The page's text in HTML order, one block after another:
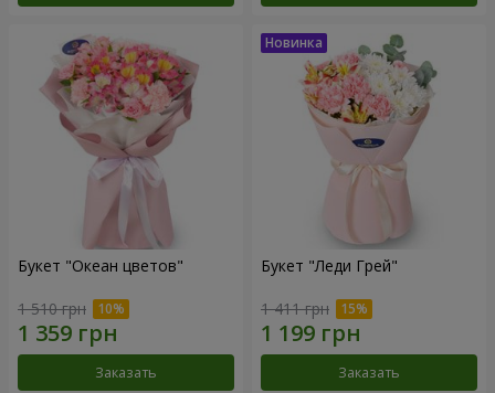
Букет "Океан цветов"
1 510 грн
Заказать
Букет "Леди Грей"
1 411 грн
Заказать